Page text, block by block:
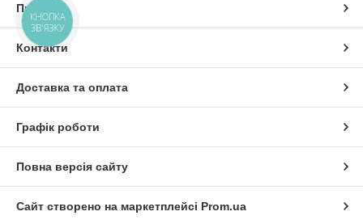
Про нас
Контакти
Доставка та оплата
Графік роботи
Повна версія сайту
Сайт створено на маркетплейсі Prom.ua
КНОПКА
ЗВ'ЯЗКУ